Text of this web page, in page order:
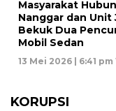
Masyarakat
Nanggar dan Unit
Bekuk Dua
Mobil Sedan
13 Mei 2026 | 6:41 pm
KORUPSI